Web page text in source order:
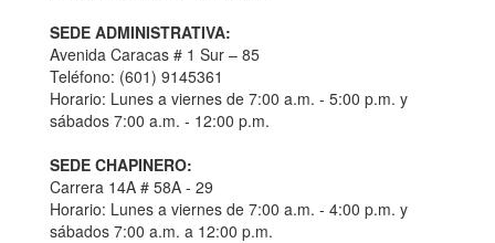
SEDE ADMINISTRATIVA:
Avenida Caracas # 1 Sur – 85
Teléfono: (601) 9145361
Horario: Lunes a viernes de 7:00 a.m. - 5:00 p.m. y
sábados 7:00 a.m. - 12:00 p.m.
SEDE CHAPINERO:
Carrera 14A # 58A - 29
Horario: Lunes a viernes de 7:00 a.m. - 4:00 p.m. y
sábados 7:00 a.m. a 12:00 p.m.